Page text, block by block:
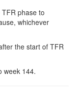
phase to
whichever
the start of TFR
week 144.